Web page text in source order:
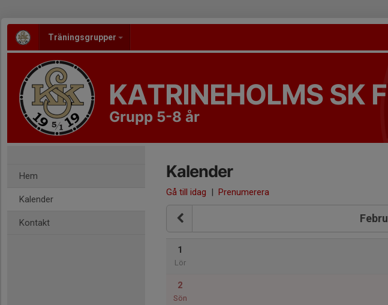
Träningsgrupper
KATRINEHOLMS SK
Grupp 5-8 år
Hem
Kalender
Kontakt
Kalender
Gå till idag | Prenumerera
1
Lör
2
Sön